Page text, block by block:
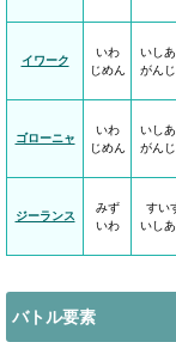
イワーク
いわ
じめん
いし
がん
ゴローニャ
いわ
じめん
いし
がん
ジーランス
みず
いわ
すい
いし
バトル要素